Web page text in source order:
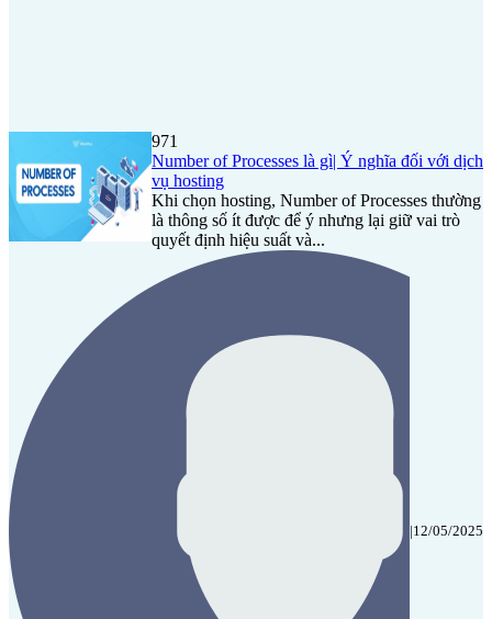
971
Number of Processes là gì| Ý nghĩa đối với dịch
vụ hosting
Khi chọn hosting, Number of Processes thường
là thông số ít được để ý nhưng lại giữ vai trò
quyết định hiệu suất và...
|12/05/2025